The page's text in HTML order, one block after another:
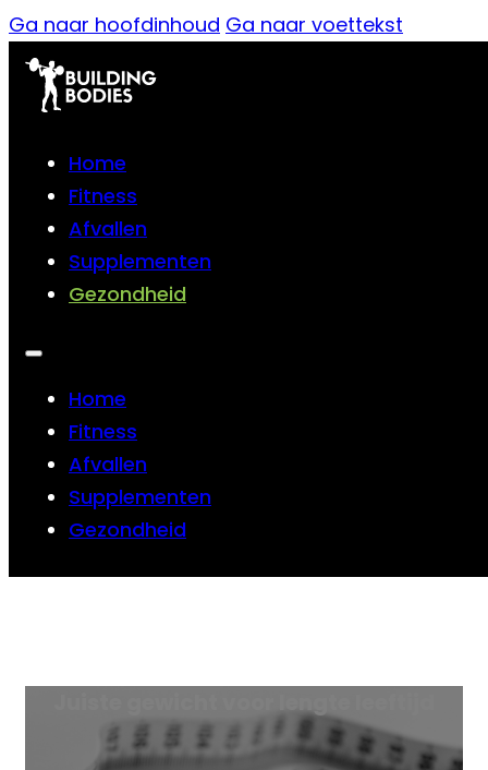
Ga naar hoofdinhoud Ga naar voettekst
Home
Fitness
Afvallen
Supplementen
Gezondheid
Home
Fitness
Afvallen
Supplementen
Gezondheid